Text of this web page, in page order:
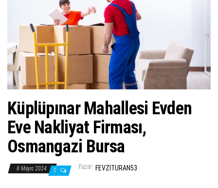
Küplüpınar Mahallesi Evden
Eve Nakliyat Firması,
Osmangazi Bursa
8 Mayıs 2024 0 Yazar: FEVZITURAN53